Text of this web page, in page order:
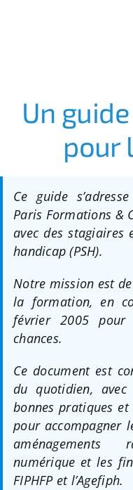
Bilan
Recherche
pour
:
Un
pour
Ce guide
Paris Formations &
avec des
handicap (PSH).
Notre mission est
la formation, en
février 2005
chances.
Ce document est
du quotidien, avec
bonnes pratiques
pour accompagner
aménagements
numérique et les
FIPHFP et l’Agefiph.